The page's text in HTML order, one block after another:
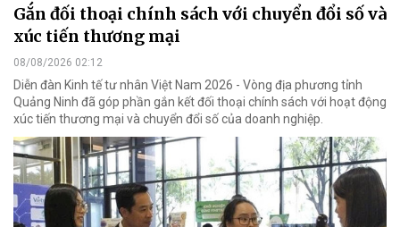
Gắn đối thoại chính sách với chuyển đổi số và
xúc tiến thương mại
08/08/2026 02:12
Diễn đàn Kinh tế tư nhân Việt Nam 2026 - Vòng địa phương tỉnh
Quảng Ninh đã góp phần gắn kết đối thoại chính sách với hoạt động
xúc tiến thương mại và chuyển đổi số của doanh nghiệp.